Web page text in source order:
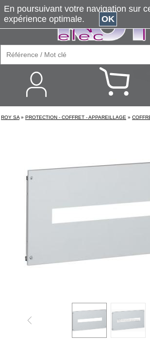
ROY SA » PROTECTION - COFFRET - APPAREILLAGE »
En poursuivant votre navigation sur
expérience optimale.
OK